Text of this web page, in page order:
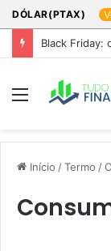
DÓLAR(PTAX)
Black Friday:
Menu
Início /Termo /C